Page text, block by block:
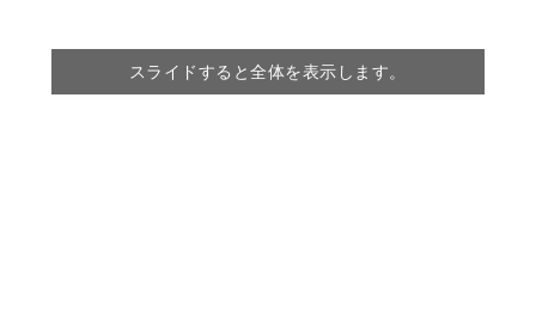
スライドすると全体を表示します。